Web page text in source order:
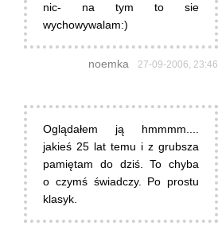
nic- na tym to sie
wychowywalam:)
noemka 27-09-2006, 23:46
Oglądałem ją hmmmm....
jakieś 25 lat temu i z grubsza
pamiętam do dziś. To chyba
o czymś świadczy. Po prostu
klasyk.